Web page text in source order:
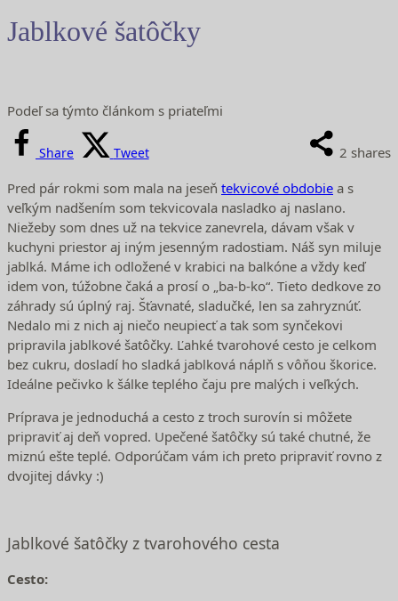
Jablkové šatôčky
Podeľ sa týmto článkom s priateľmi
2 shares
Share Tweet
Pred pár rokmi som mala na jeseň tekvicové obdobie a s
veľkým nadšením som tekvicovala nasladko aj naslano.
Niežeby som dnes už na tekvice zanevrela, dávam však v
kuchyni priestor aj iným jesenným radostiam. Náš syn miluje
jablká. Máme ich odložené v krabici na balkóne a vždy keď
idem von, túžobne čaká a prosí o „ba-b-ko“. Tieto dedkove zo
záhrady sú úplný raj. Šťavnaté, sladučké, len sa zahryznúť.
Nedalo mi z nich aj niečo neupiecť a tak som synčekovi
pripravila jablkové šatôčky. Ľahké tvarohové cesto je celkom
bez cukru, dosladí ho sladká jablková náplň s vôňou škorice.
Ideálne pečivko k šálke teplého čaju pre malých i veľkých.
Príprava je jednoduchá a cesto z troch surovín si môžete
pripraviť aj deň vopred. Upečené šatôčky sú také chutné, že
miznú ešte teplé. Odporúčam vám ich preto pripraviť rovno z
dvojitej dávky :)
Jablkové šatôčky z tvarohového cesta
Cesto: